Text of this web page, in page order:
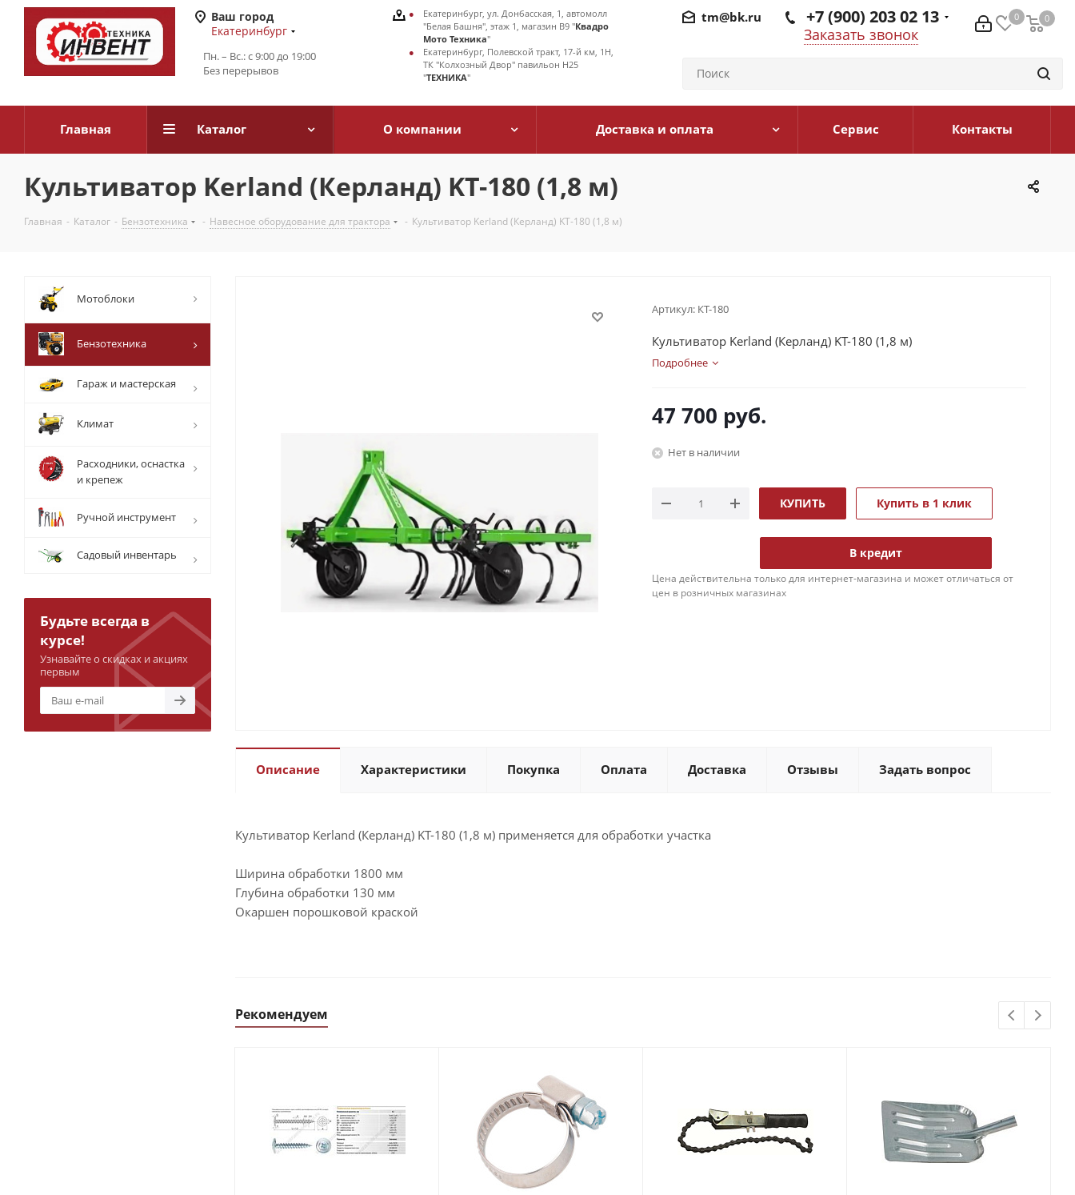
Ваш город
Екатеринбург
Пн. – Вс.: с 9:00 до 19:00
Без перерывов
0 0
0
+7 (900) 203 02 13
Заказать звонок
tm@bk.ru
Екатеринбург, ул. Донбасская, 1, автомолл
"Белая Башня", этаж 1, магазин В9 "Квадро
Мото Техника"
Екатеринбург, Полевской тракт, 17-й км, 1Н,
ТК "Колхозный Двор" павильон Н25
"ТЕХНИКА"
Главная Каталог О компании Доставка и оплата Сервис Контакты
Культиватор Kerland (Керланд) KT-180 (1,8 м)
Главная - Каталог - Бензотехника - Навесное оборудование для трактора - Культиватор Kerland (Керланд) KT-180 (1,8 м)
Артикул: КТ-180
Культиватор Kerland (Керланд) KT-180 (1,8 м)
Подробнее
47 700 руб.
Нет в наличии
КУПИТЬ Купить в 1 клик
В кредит
Цена действительна только для интернет-магазина и может отличаться от
цен в розничных магазинах
Описание Характеристики Покупка Оплата Доставка Отзывы Задать вопрос
Культиватор Kerland (Керланд) KT-180 (1,8 м) применяется для обработки участка
Ширина обработки 1800 мм
Глубина обработки 130 мм
Окаршен порошковой краской
Рекомендуем
Мотоблоки
Бензотехника
Гараж и мастерская
Климат
Расходники, оснастка
и крепеж
Ручной инструмент
Садовый инвентарь
Будьте всегда в
курсе!
Узнавайте о скидках и акциях
первым